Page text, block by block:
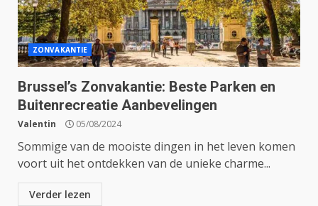
ZONVAKANTIE
Brussel’s Zonvakantie: Beste Parken en
Buitenrecreatie Aanbevelingen
Valentin 05/08/2024
Sommige van de mooiste dingen in het leven komen
voort uit het ontdekken van de unieke charme...
Verder lezen